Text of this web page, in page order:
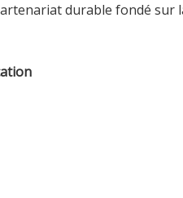
durable fondé sur